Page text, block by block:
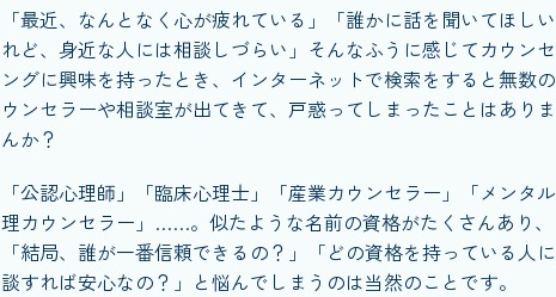
「最近、なんとなく心が疲れている」「誰かに話を聞いてほし
れど、身近な人には相談しづらい」そんなふうに感じてカウンセ
ングに興味を持ったとき、インターネットで検索をすると無数
ウンセラーや相談室が出てきて、戸惑ってしまったことはあり
んか？
「公認心理師」「臨床心理士」「産業カウンセラー」「メンタ
理カウンセラー」……。似たような名前の資格がたくさんあり、
「結局、誰が一番信頼できるの？」「どの資格を持っている人
談すれば安心なの？」と悩んでしまうのは当然のことです。